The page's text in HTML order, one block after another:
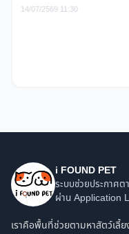
14/07/2569 11:30
i FOUND PET
ระบบช่วยประกาศต
ผ่าน Application
เราคือพื้นที่ช่วยตามหาสัตว์เลี้ย